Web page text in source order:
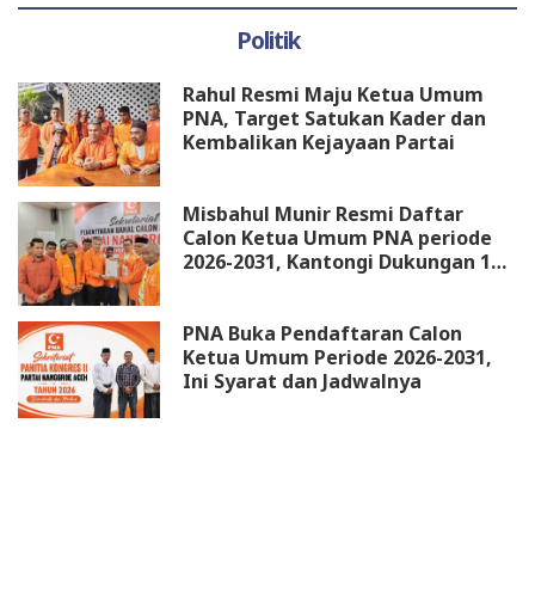
Politik
Rahul Resmi Maju Ketua Umum
PNA, Target Satukan Kader dan
Kembalikan Kejayaan Partai
Misbahul Munir Resmi Daftar
Calon Ketua Umum PNA periode
2026-2031, Kantongi Dukungan 18
PNA Buka Pendaftaran Calon
Ketua Umum Periode 2026-2031,
Ini Syarat dan Jadwalnya